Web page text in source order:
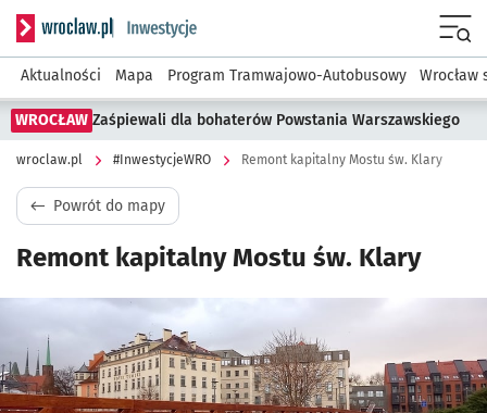
Serwis informacyjny wroclaw.pl podserwis:
Aktualności Mapa Program Tramwajowo-Autobusowy Wrocław
WROCŁAW Zaśpiewali dla bohaterów Powstania Warszawskiego
wroclaw.pl #InwestycjeWRO Remont kapitalny Mostu św. Klary
Powrót do mapy
Remont kapitalny Mostu św. Klary
Kliknij, aby powiększyć